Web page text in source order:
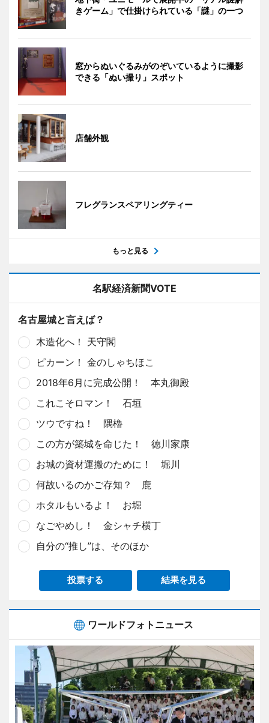
きゲーム」で仕掛けられている「謎」の一つ
窓からぬいぐるみがのぞいているように撮影
できる「ぬい撮り」スポット
店舗外観
フレグランスペアリングティー
もっと見る
名駅経済新聞VOTE
名古屋城と言えば？
木造化へ！ 天守閣
ピカーン！ 金のしゃちほこ
2018年6月に完成公開！ 本丸御殿
これこそロマン！ 石垣
ツウですね！ 隅櫓
この方が築城を命じた！ 徳川家康
お城の資材運搬のために！ 堀川
何故いるのかご存知？ 鹿
ホタルもいるよ！ お堀
なごやめし！ 金シャチ横丁
自分の“推し”は、そのほか
投票する 結果を見る
ワールドフォトニュース